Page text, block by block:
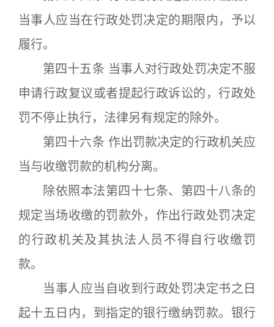
当事人应当在行政处罚决定的期限内，予以
履行。
第四十五条 当事人对行政处罚决定不服
申请行政复议或者提起行政诉讼的，行政处
罚不停止执行，法律另有规定的除外。
第四十六条 作出罚款决定的行政机关应
当与收缴罚款的机构分离。
除依照本法第四十七条、第四十八条的
规定当场收缴的罚款外，作出行政处罚决定
的行政机关及其执法人员不得自行收缴罚
款。
当事人应当自收到行政处罚决定书之日
起十五日内，到指定的银行缴纳罚款。银行